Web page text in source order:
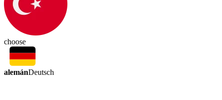
choose
alemánDeutsch